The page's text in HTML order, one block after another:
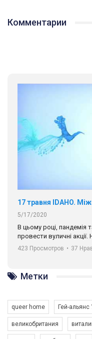
Комментарии
5/17/2020
В цьому році, пандемія
провести вуличні
навіть коли ми у
разом. Ми закликаємо
солідарності,
ГАУ є в 16 областях
Разом наш голос лунає
423 Просмотров • 37
Метки
queer home Гей-альянс
великобритания